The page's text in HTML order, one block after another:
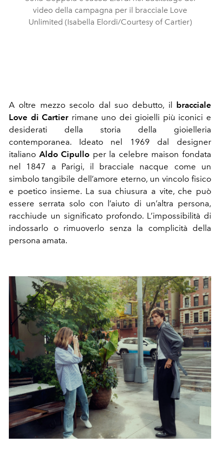
video della campagna per il bracciale Love
Unlimited (Isabella Elordi/Courtesy of Cartier)
A oltre mezzo secolo dal suo debutto, il
bracciale
Love di Cartierrimane uno dei gioielli più iconici e
desiderati della storia della gioielleria
contemporanea. Ideato nel 1969 dal designer
italiano Aldo Cipullo per la celebre maison fondata
nel 1847 a Parigi, il bracciale nacque come un
simbolo tangibile dell’amore eterno, un vincolo fisico
e poetico insieme. La sua chiusura a vite, che può
essere serrata solo con l’aiuto di un’altra persona,
racchiude un significato profondo. L’impossibilità di
indossarlo o rimuoverlo senza la complicità della
persona amata.